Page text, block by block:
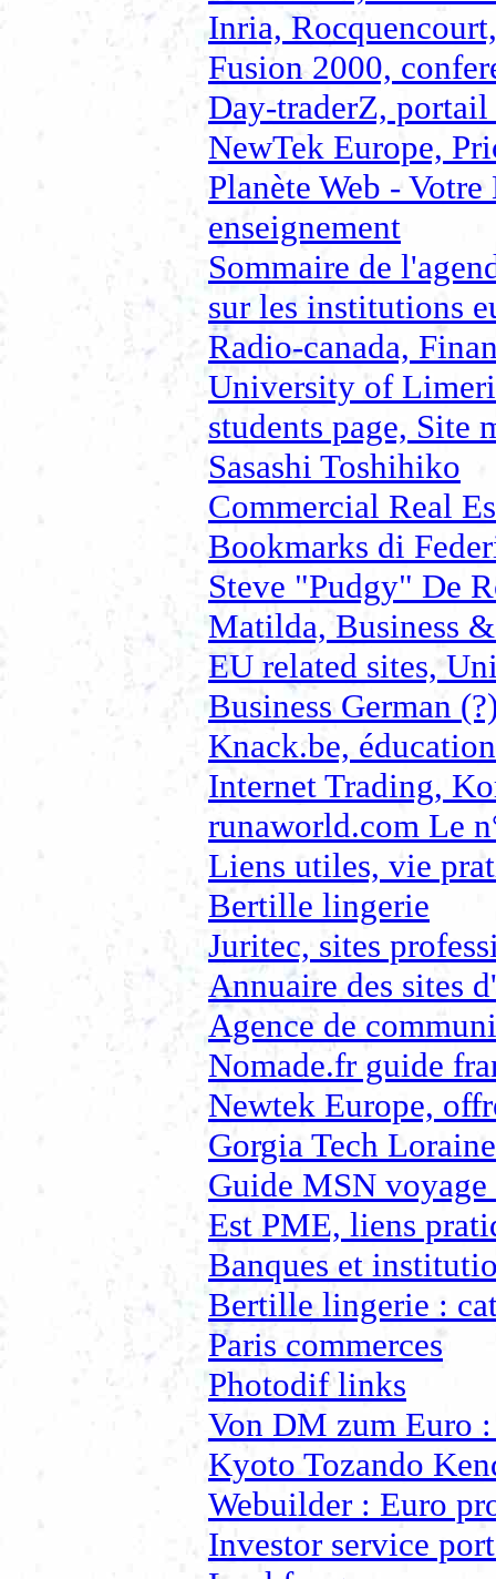
Inria,
Fusion 2000,
Day-traderZ,
NewTek Europe,
Planète Web -
enseignement
Sommaire de
sur les institutions
Radio-canada,
University of
students page, Site
Sasashi Toshihiko
Commercial Real
Bookmarks di
Steve "Pudgy" De
Matilda, Business
EU related sites,
Business German
Knack.be,
Internet Trading,
runaworld.com Le
Liens utiles, vie
Bertille lingerie
Juritec, sites
Annuaire des sites
Agence de
Nomade.fr guide
Newtek Europe,
Gorgia Tech Loraine
Guide MSN
Est PME, liens
Banques et
Bertille lingerie :
Paris commerces
Photodif links
Von DM zum Euro
Kyoto Tozando
Webuilder : Euro
Investor service